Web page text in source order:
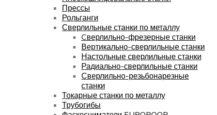
Прессы
Рольганги
Сверлильные станки по металлу
Cверлильно-фрезерные станки
Вертикально-сверлильные станки
Настольные сверлильные станки
Радиально-сверлильные станки
Сверлильно-резьбонарезные
станки
Токарные станки по металлу
Трубогибы